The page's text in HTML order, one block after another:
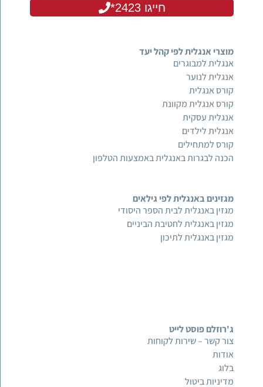
חייגו 2423*
מוצרי אנגלית לפי קהל יעד
אנגלית למבוגרים
אנגלית לנוער
קורס אנגלית
קורס אנגלית מקוונת
אנגלית עסקית
אנגלית לילדים
קורס למתחילים
הכנה לבגרות באנגלית באמצעות הטלפון
מגזינים באנגלית לפי גילאים
מגזין באנגלית לבית הספר היסודי
מגזין באנגלית לחטיבת הביניים
מגזין באנגלית לתיכון
ג'רוזלם פוסט לייט
צור קשר – שירות לקוחות
אודות
בלוג
מדיניות ביטול